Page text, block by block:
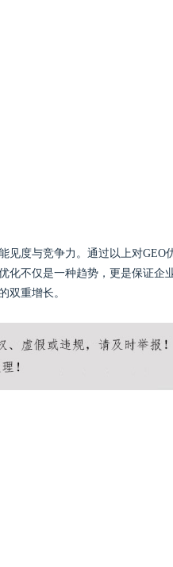
见度与竞争力。通过以上对GEO
化不仅是一种趋势，更是保证企
双重增长。